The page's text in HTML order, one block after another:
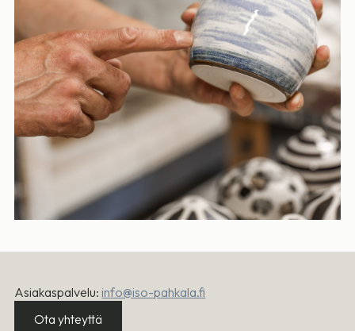
Asiakaspalvelu: info@iso-pahkala.fi
Ota yhteyttä